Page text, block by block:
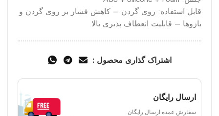
قابل استفاده: روی گردن – کاهش فشار بر روی گردن و
بازوها – قابلیت انعطاف پذیری بالا
اشتراک گذاری محصول :
ارسال رایگان
سفارش عمده ارسال رایگان